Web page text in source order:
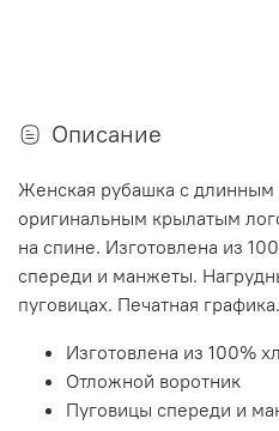
Описание
Женская рубашка с длинным
оригинальным крылатым
на спине. Изготовлена из
спереди и манжеты.
пуговицах. Печатная графика.
Изготовлена из 100%
Отложной воротник
Пуговицы спереди и